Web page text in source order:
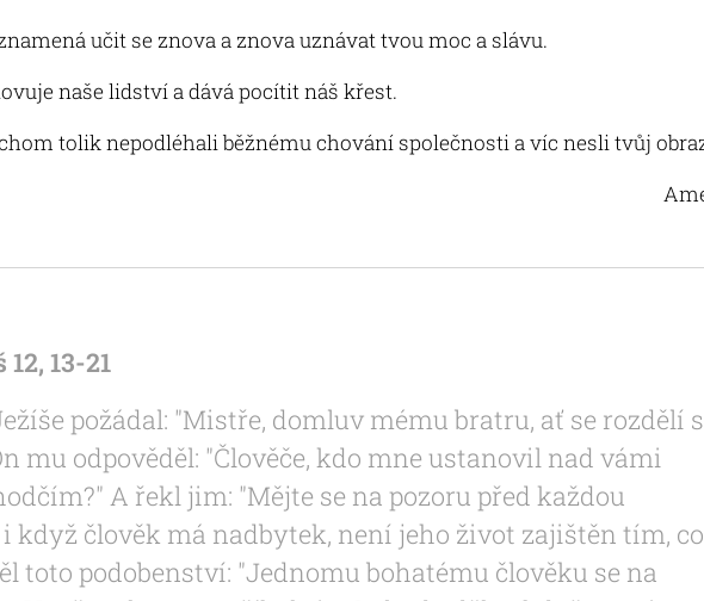
učit se znova a znova uznávat tvou moc a slávu.
naše lidství a dává pocítit náš křest.
tolik nepodléhali běžnému chování společnosti a víc nesli tvůj
13-21
požádal: "Mistře, domluv mému bratru, ať se rozdělí
mu odpověděl: "Člověče, kdo mne ustanovil nad vámi
A řekl jim: "Mějte se na pozoru před každou
když člověk má nadbytek, není jeho život zajištěn tím, co
toto podobenství: "Jednomu bohatému člověku se na